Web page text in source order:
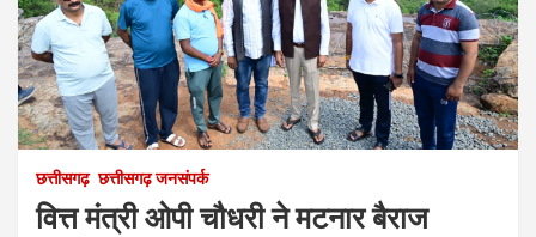
छत्तीसगढ़ छत्तीसगढ़ जनसंपर्क
वित्त मंत्री ओपी चौधरी ने मटनार बैराज